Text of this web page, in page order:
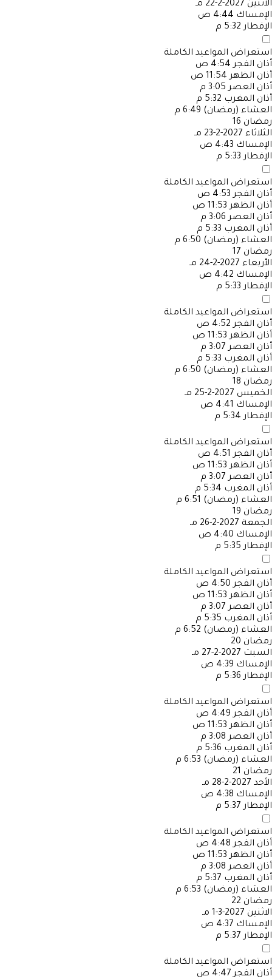
الاثنين 2027-2-22 مـ
الإمساك 4:44 ص
الإفطار 5:32 م
استعراض المواعيد الكاملة
أذان الفجر 4:54 ص
أذان الظهر 11:54 ص
أذان العصر 3:05 م
أذان المغرب 5:32 م
العشاء (رمضان) 6:49 م
رمضان 16
الثلاثاء 2027-2-23 مـ
الإمساك 4:43 ص
الإفطار 5:33 م
استعراض المواعيد الكاملة
أذان الفجر 4:53 ص
أذان الظهر 11:53 ص
أذان العصر 3:06 م
أذان المغرب 5:33 م
العشاء (رمضان) 6:50 م
رمضان 17
الأربعاء 2027-2-24 مـ
الإمساك 4:42 ص
الإفطار 5:33 م
استعراض المواعيد الكاملة
أذان الفجر 4:52 ص
أذان الظهر 11:53 ص
أذان العصر 3:07 م
أذان المغرب 5:33 م
العشاء (رمضان) 6:50 م
رمضان 18
الخميس 2027-2-25 مـ
الإمساك 4:41 ص
الإفطار 5:34 م
استعراض المواعيد الكاملة
أذان الفجر 4:51 ص
أذان الظهر 11:53 ص
أذان العصر 3:07 م
أذان المغرب 5:34 م
العشاء (رمضان) 6:51 م
رمضان 19
الجمعة 2027-2-26 مـ
الإمساك 4:40 ص
الإفطار 5:35 م
استعراض المواعيد الكاملة
أذان الفجر 4:50 ص
أذان الظهر 11:53 ص
أذان العصر 3:07 م
أذان المغرب 5:35 م
العشاء (رمضان) 6:52 م
رمضان 20
السبت 2027-2-27 مـ
الإمساك 4:39 ص
الإفطار 5:36 م
استعراض المواعيد الكاملة
أذان الفجر 4:49 ص
أذان الظهر 11:53 ص
أذان العصر 3:08 م
أذان المغرب 5:36 م
العشاء (رمضان) 6:53 م
رمضان 21
الأحد 2027-2-28 مـ
الإمساك 4:38 ص
الإفطار 5:37 م
استعراض المواعيد الكاملة
أذان الفجر 4:48 ص
أذان الظهر 11:53 ص
أذان العصر 3:08 م
أذان المغرب 5:37 م
العشاء (رمضان) 6:53 م
رمضان 22
الاثنين 2027-3-1 مـ
الإمساك 4:37 ص
الإفطار 5:37 م
استعراض المواعيد الكاملة
أذان الفجر 4:47 ص